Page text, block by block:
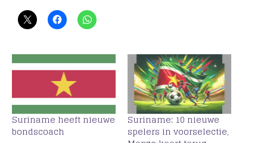
Suriname heeft nieuwe
bondscoach
Suriname: 10 nieuwe
spelers in voorselectie,